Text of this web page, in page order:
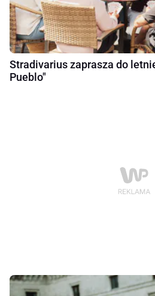
Stradivarius zaprasza do
Pueblo"